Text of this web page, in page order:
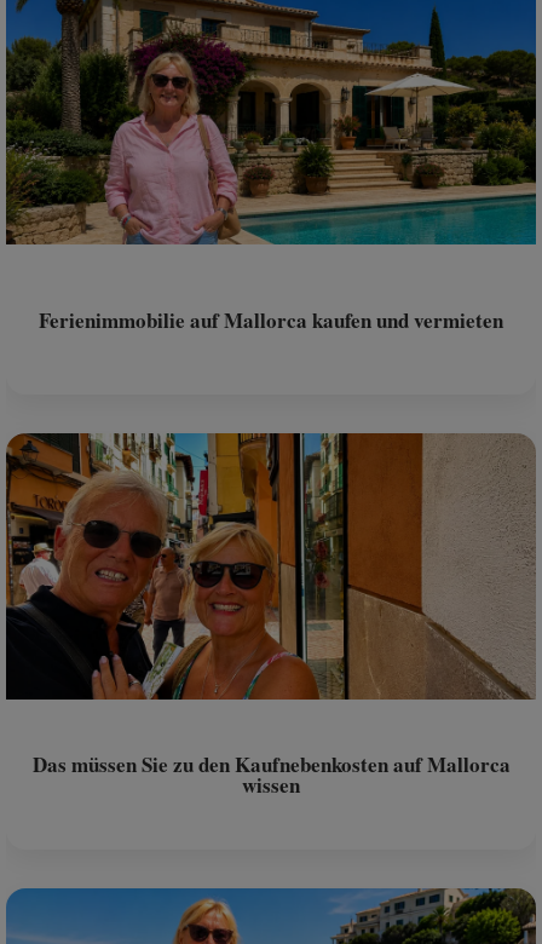
Ferienimmobilie auf Mallorca kaufen und vermieten
Das müssen Sie zu den Kaufnebenkosten auf Mallorca
wissen